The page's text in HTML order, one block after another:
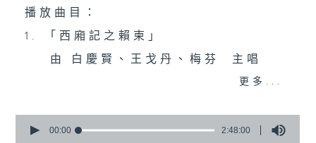
播放曲目：
1. 「西廂記之賴柬」
由 白慶賢、王戈丹、梅芬 主唱
由 白楊 主唱
更多...
seconds
00:00 2:48:00